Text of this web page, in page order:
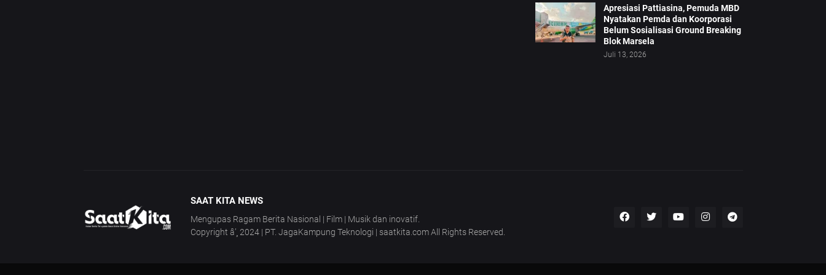
Apresiasi Pattiasina, Pemuda MBD
Nyatakan Pemda dan Koorporasi
Belum Sosialisasi Ground Breaking
Blok Marsela
Juli 13, 2026
SAAT KITA NEWS
Mengupas Ragam Berita Nasional | Film | Musik dan inovatif.
Copyright â’¸ 2024 | PT. JagaKampung Teknologi | saatkita.com All Rights Reserved.